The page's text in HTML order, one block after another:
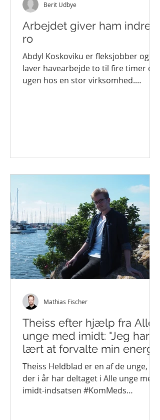
Arbejdet giver ham indre
ro
Abdyl Koskoviku er fleksjobber og
laver havearbejde to til fire timer om
ugen hos en stor virksomhed.
Berit Udbye
Theiss efter hjælp fra Alle
unge med imidt: "Jeg har
lært at forvalte min energi
til hele dagen"
Theiss Heldblad er en af de unge,
der i år har deltaget i Alle unge med
imidt-indsatsen #KomMeds
Mathias Fischer